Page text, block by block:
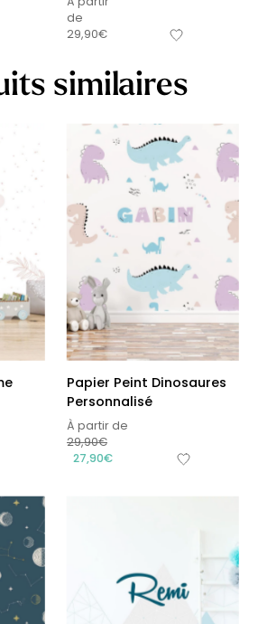
de
29,90€
similaires
Papier Peint Dinosaures
Personnalisé
À partir de
29,90€
27,90€